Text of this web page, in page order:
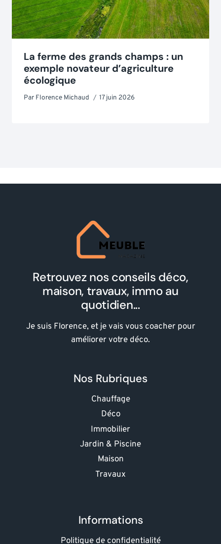
La ferme des grands champs : un
exemple novateur d’agriculture
écologique
Par Florence Michaud 17 juin 2026
Retrouvez nos conseils déco,
maison, travaux, immo au
quotidien...
Je suis Florence, et je vais vous coacher pour
améliorer votre déco.
Nos Rubriques
Chauffage
Déco
Immobilier
Jardin & Piscine
Maison
Travaux
Informations
Politique de confidentialité